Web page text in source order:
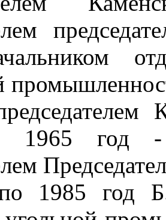
1965 год -
1985 год